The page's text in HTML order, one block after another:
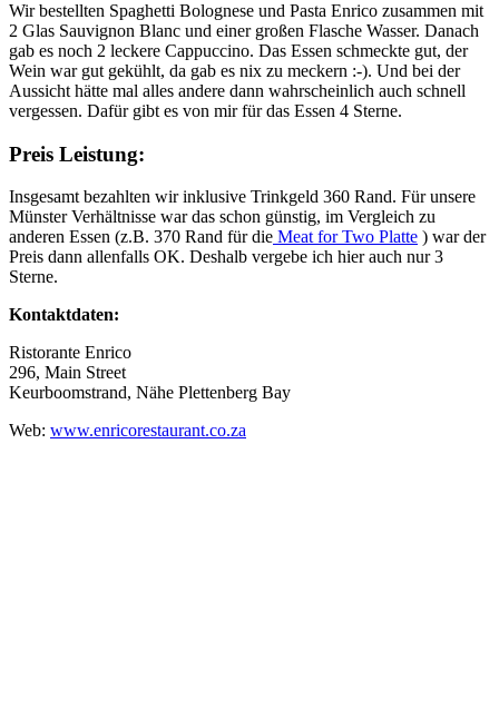
Wir bestellten Spaghetti Bolognese und Pasta Enrico zusammen mit
2 Glas Sauvignon Blanc und einer großen Flasche Wasser. Danach
gab es noch 2 leckere Cappuccino. Das Essen schmeckte gut, der
Wein war gut gekühlt, da gab es nix zu meckern :-). Und bei der
Aussicht hätte mal alles andere dann wahrscheinlich auch schnell
vergessen. Dafür gibt es von mir für das Essen 4 Sterne.
Preis Leistung:
Insgesamt bezahlten wir inklusive Trinkgeld 360 Rand. Für unsere
Münster Verhältnisse war das schon günstig, im Vergleich zu
anderen Essen (z.B. 370 Rand für die Meat for Two Platte ) war der
Preis dann allenfalls OK. Deshalb vergebe ich hier auch nur 3
Sterne.
Kontaktdaten:
Ristorante Enrico
296, Main Street
Keurboomstrand, Nähe Plettenberg Bay
Web: www.enricorestaurant.co.za